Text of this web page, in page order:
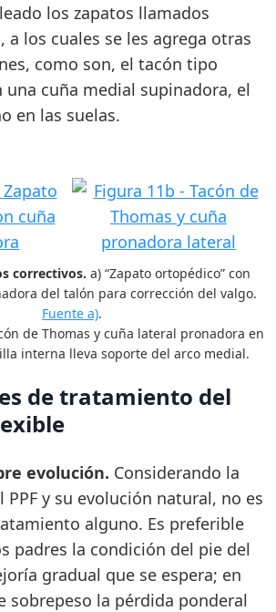
los zapatos llamados
a los cuales se les agrega otras
como son, el tacón tipo
una cuña medial supinadora, el
en las suelas.
correctivos. a) “Zapato ortopédico” con
del talón para corrección del valgo.
Fuente a).
de Thomas y cuña lateral pronadora en
interna lleva soporte del arco medial.
de tratamiento del
evolución. Considerando la
y su evolución natural, no es
alguno. Es preferible
padres la condición del pie del
gradual que se espera; en
sobrepeso la pérdida ponderal